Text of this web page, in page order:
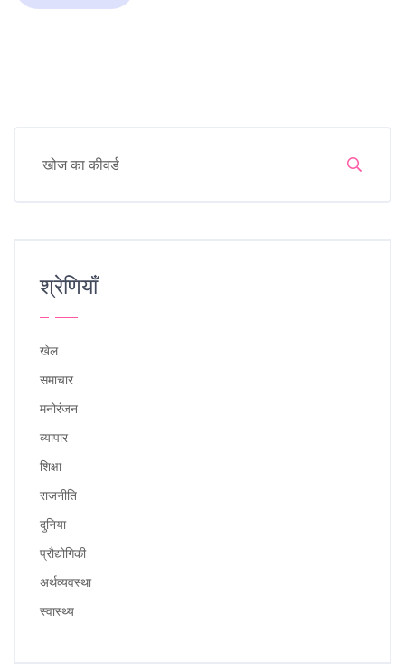
श्रेणियाँ
खेल
समाचार
मनोरंजन
व्यापार
शिक्षा
राजनीति
दुनिया
प्रौद्योगिकी
अर्थव्यवस्था
स्वास्थ्य